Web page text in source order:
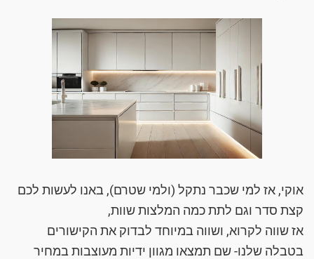
אוקי, אז למי שכבר נתקל (ולמי שטרם), באנו לעשות לכם
קצת סדר וגם לתת כמה המלצות שוות,
אז שווה לקרוא, ושווה במיוחד לבדוק את הקישורים
בטבלה שלנו- שם תמצאו מגוון ידיות מעוצבות במחיר